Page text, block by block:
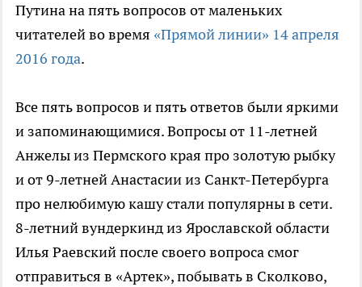
Путина на пять вопросов от маленьких
читателей во время «Прямой линии» 14 апреля
2016 года.
Все пять вопросов и пять ответов были яркими
и запоминающимися. Вопросы от 11-летней
Анжелы из Пермского края про золотую рыбку
и от 9-летней Анастасии из Санкт-Петербурга
про нелюбимую кашу стали популярны в сети.
8-летний вундеркинд из Ярославской области
Илья Раевский после своего вопроса смог
отправиться в «Артек», побывать в Сколково,